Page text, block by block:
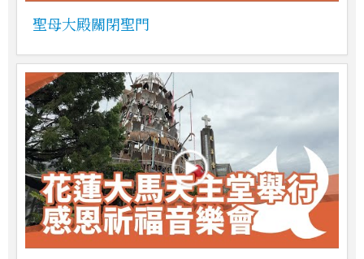
聖母大殿關閉聖門